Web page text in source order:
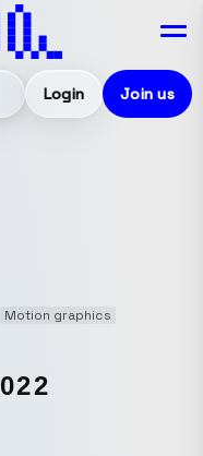
Login Join us
Motion graphics